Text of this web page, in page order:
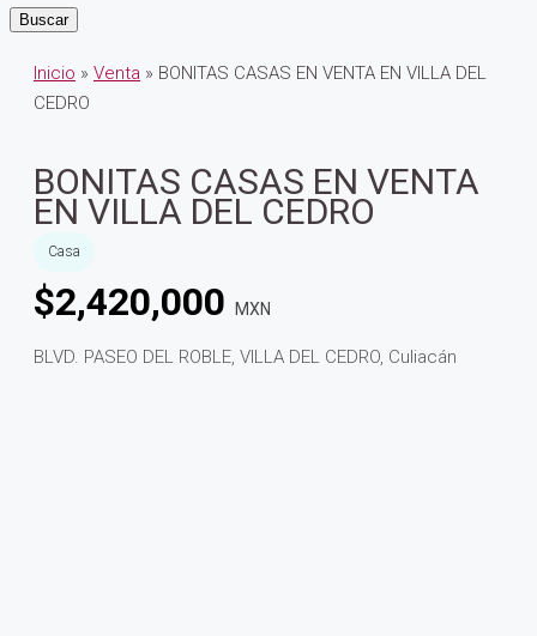
Buscar
Inicio » Venta » BONITAS CASAS EN VENTA EN VILLA DEL
CEDRO
BONITAS CASAS EN VENTA
EN VILLA DEL CEDRO
Casa
$2,420,000 MXN
BLVD. PASEO DEL ROBLE, VILLA DEL CEDRO, Culiacán